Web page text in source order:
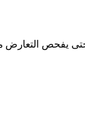
يفحص التعارض